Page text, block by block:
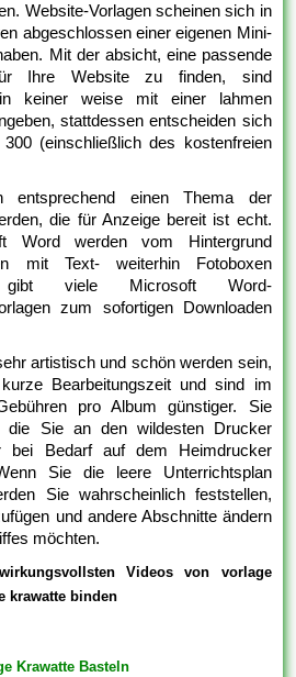
Website-Vorlagen scheinen sich in
abgeschlossen einer eigenen Mini-
Mit der absicht, eine passende
Ihre Website zu finden, sind
keiner weise mit einer lahmen
stattdessen entscheiden sich
(einschließlich des kostenfreien
entsprechend einen Thema der
die für Anzeige bereit ist echt.
Word werden vom Hintergrund
mit Text- weiterhin Fotoboxen
gibt viele Microsoft Word-
zum sofortigen Downloaden
artistisch und schön werden sein,
Bearbeitungszeit und sind im
pro Album günstiger. Sie
die Sie an den wildesten Drucker
bei Bedarf auf dem Heimdrucker
Sie die leere Unterrichtsplan
Sie wahrscheinlich feststellen,
und andere Abschnitte ändern
möchten.
Videos von vorlage
krawatte binden
Krawatte Basteln